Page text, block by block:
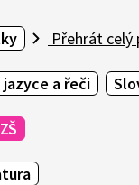
Přehrát celý
a řeči